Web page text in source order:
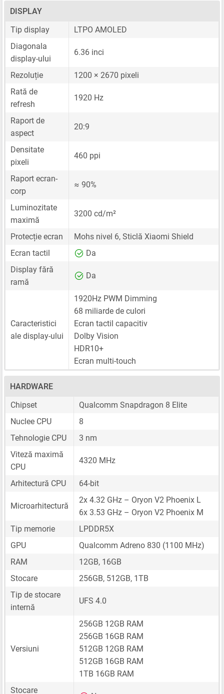
DISPLAY
Tip display
LTPO AMOLED
Diagonala
display-ului
6.36 inci
Rezoluție
1200 × 2670 pixeli
Rată de
refresh
1920 Hz
Raport de
aspect
20:9
Densitate
pixeli
460 ppi
Raport ecran-
corp
≈ 90%
Luminozitate
maximă
3200 cd/m²
Protecție ecran
Mohs nivel 6, Sticlă Xiaomi Shield
Ecran tactil
Da
Display fără
ramă
Da
Caracteristici
ale display-ului
1920Hz PWM Dimming
68 miliarde de culori
Ecran tactil capacitiv
Dolby Vision
HDR10+
Ecran multi-touch
HARDWARE
Chipset
Qualcomm Snapdragon 8 Elite
Nuclee CPU
8
Tehnologie CPU
3 nm
Viteză maximă
CPU
4320 MHz
Arhitectură CPU 64-bit
Microarhitectură
2x 4.32 GHz – Oryon V2 Phoenix L
6x 3.53 GHz – Oryon V2 Phoenix M
Tip memorie
LPDDR5X
GPU
Qualcomm Adreno 830 (1100 MHz)
RAM
12GB, 16GB
Stocare
256GB, 512GB, 1TB
Tip de stocare
internă
UFS 4.0
Versiuni
256GB 12GB RAM
256GB 16GB RAM
512GB 12GB RAM
512GB 16GB RAM
1TB 16GB RAM
Stocare